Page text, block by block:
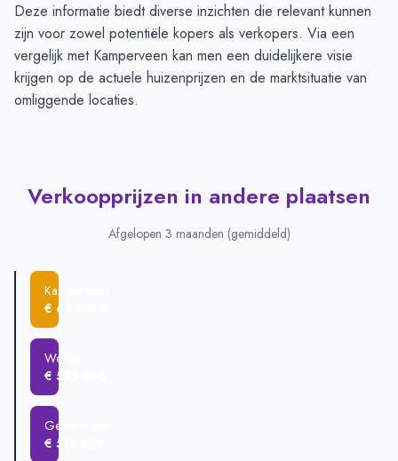
Deze informatie biedt diverse inzichten die relevant kunnen
zijn voor zowel potentiële kopers als verkopers. Via een
vergelijk met Kamperveen kan men een duidelijkere visie
krijgen op de actuele huizenprijzen en de marktsituatie van
omliggende locaties.
Verkoopprijzen in andere plaatsen
Afgelopen 3 maanden (gemiddeld)
Kamperveen
€ 669.500
Wezep
€ 525.806
Genemuiden
€ 512.529